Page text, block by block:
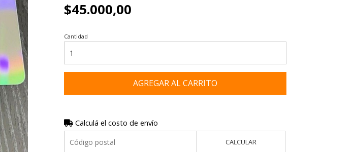
$45.000,00
Cantidad
AGREGAR AL CARRITO
Calculá el costo de envío
CALCULAR